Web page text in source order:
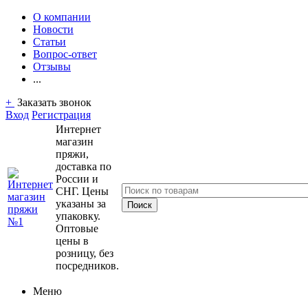
О компании
Новости
Статьи
Вопрос-ответ
Отзывы
...
+ Заказать звонок
Вход Регистрация
Интернет
магазин
пряжи,
доставка по
России и
СНГ. Цены
указаны за
упаковку.
Оптовые
цены в
розницу, без
посредников.
Меню